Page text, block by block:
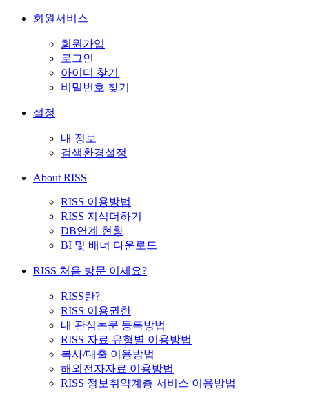
회원서비스
회원가입
로그인
아이디 찾기
비밀번호 찾기
설정
내 정보
검색환경설정
About RISS
RISS 이용방법
RISS 지식더하기
DB연계 현황
BI 및 배너 다운로드
RISS 처음 방문 이세요?
RISS란?
RISS 이용권한
내 관심논문 등록방법
RISS 자료 유형별 이용방법
복사/대출 이용방법
해외전자자료 이용방법
RISS 정보취약계층 서비스 이용방법